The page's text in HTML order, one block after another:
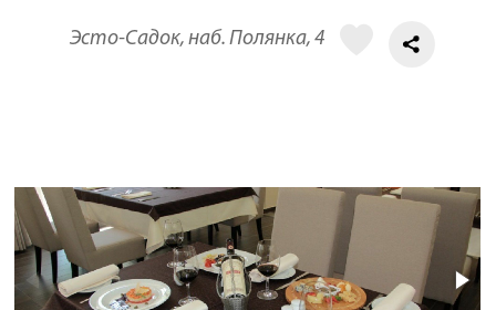
Эсто-Садок, наб. Полянка, 4